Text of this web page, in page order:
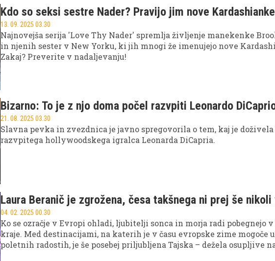
Kdo so seksi sestre Nader? Pravijo jim nove Kardashianke
13. 09. 2025 03.30
Najnovejša serija 'Love Thy Nader' spremlja življenje manekenke
in njenih sester v New Yorku, ki jih mnogi že imenujejo nove
Zakaj? Preverite v nadaljevanju!
Bizarno: To je z njo doma počel razvpiti Leonardo
21. 08. 2025 03.30
Slavna pevka in zvezdnica je javno spregovorila o tem, kaj je doživela
razvpitega hollywoodskega igralca Leonarda DiCapria.
Laura Beranič je zgrožena, česa takšnega ni prej še
04. 02. 2025 00.30
Ko se ozračje v Evropi ohladi, ljubitelji sonca in morja radi pobegnejo
kraje. Med destinacijami, na katerih je v času evropske zime mogoče
poletnih radostih, je še posebej priljubljena Tajska – dežela osupljive